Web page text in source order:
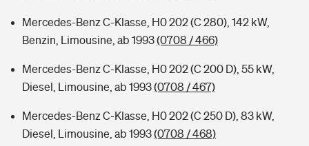
Typklassen: So ist Ihr Auto eingestuft
Sie haben Fragen?
Mercedes-Benz C-Klasse, H0 202 (C 280), 142 kW,
Benzin, Limousine, ab 1993(0708 / 466)
Mercedes-Benz C-Klasse, H0 202 (C 200 D), 55 kW,
Diesel, Limousine, ab 1993(0708 / 467)
Mercedes-Benz C-Klasse, H0 202 (C 250 D), 83 kW,
Diesel, Limousine, ab 1993(0708 / 468)